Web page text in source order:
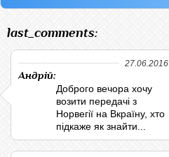
last_comments:
27.06.2016
Андрій:
Доброго вечора хочу
возити передачі з
Норвегії на Вкраїну, хто
підкаже як знайти...